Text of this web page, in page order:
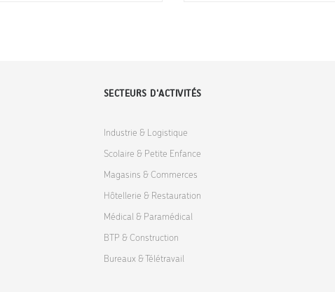
SECTEURS D'ACTIVITÉS
Industrie & Logistique
Scolaire & Petite Enfance
Magasins & Commerces
Hôtellerie & Restauration
Médical & Paramédical
BTP & Construction
Bureaux & Télétravail